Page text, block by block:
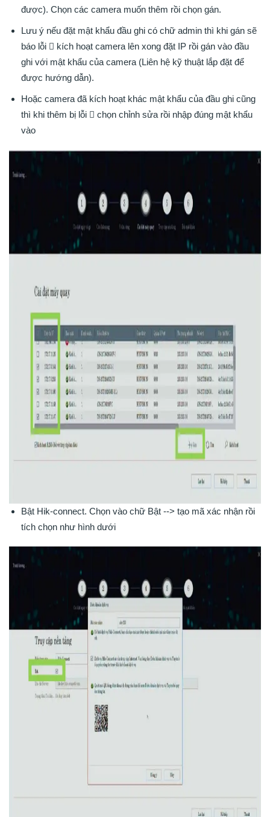
được). Chọn các camera muốn thêm rồi chọn gán.
Lưu ý nếu đặt mật khẩu đầu ghi có chữ admin thì khi gán sẽ
báo lỗi  kích hoạt camera lên xong đặt IP rồi gán vào đầu
ghi với mật khẩu của camera (Liên hệ kỹ thuật lắp đặt để
được hướng dẫn).
Hoặc camera đã kích hoạt khác mật khẩu của đầu ghi cũng
thì khi thêm bị lỗi  chọn chỉnh sửa rồi nhập đúng mật khẩu
vào
Bật Hik-connect. Chọn vào chữ Bật --> tạo mã xác nhận rồi
tích chọn như hình dưới